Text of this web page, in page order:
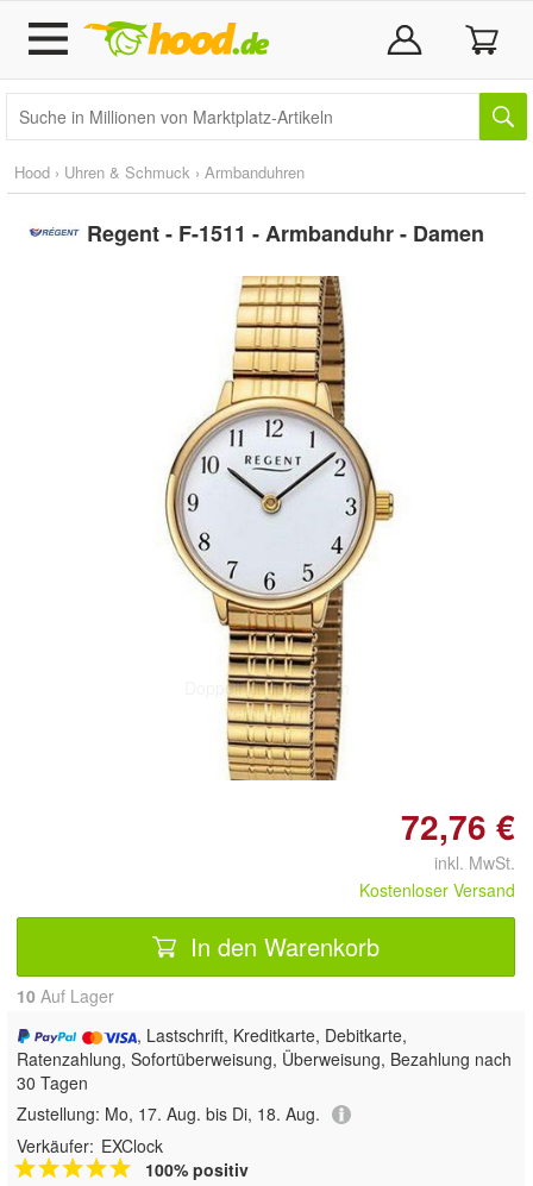
Hood › Uhren & Schmuck › Armbanduhren
Regent - F-1511 - Armbanduhr - Damen
Doppelt antippen zum
vergrößern
72,76 €
inkl. MwSt.
Kostenloser Versand
In den Warenkorb
10 Auf Lager
, Lastschrift, Kreditkarte, Debitkarte,
Ratenzahlung, Sofortüberweisung, Überweisung, Bezahlung nach
30 Tagen
Zustellung: Mo, 17. Aug. bis Di, 18. Aug.
Verkäufer: EXClock
100% positiv